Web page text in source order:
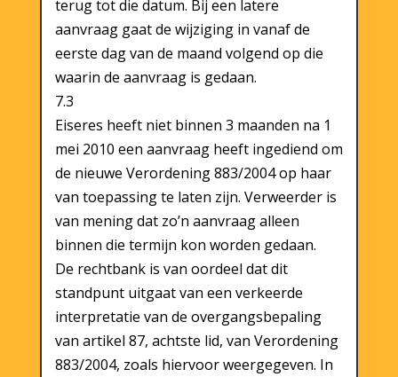
terug tot die datum. Bij een latere
aanvraag gaat de wijziging in vanaf de
eerste dag van de maand volgend op die
waarin de aanvraag is gedaan.
7.3
Eiseres heeft niet binnen 3 maanden na 1
mei 2010 een aanvraag heeft ingediend om
de nieuwe Verordening 883/2004 op haar
van toepassing te laten zijn. Verweerder is
van mening dat zo’n aanvraag alleen
binnen die termijn kon worden gedaan.
De rechtbank is van oordeel dat dit
standpunt uitgaat van een verkeerde
interpretatie van de overgangsbepaling
van artikel 87, achtste lid, van Verordening
883/2004, zoals hiervoor weergegeven. In